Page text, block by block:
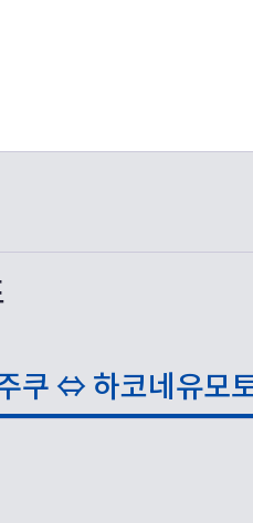
쿠 ⇔ 하코네유모